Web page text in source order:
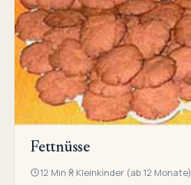
Fettnüsse
12 Min Kleinkinder (ab 12 Monate)